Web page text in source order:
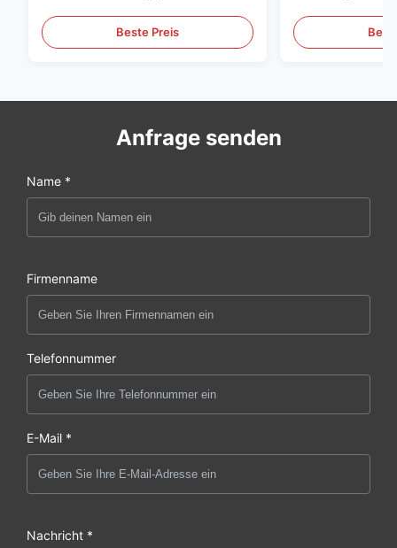
Beste Preis
Anfrage senden
Name *
Firmenname
Telefonnummer
E-Mail *
Nachricht *